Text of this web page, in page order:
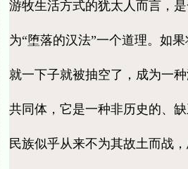
游牧生活方式的犹太人而言，
为“堕落的汉法”一个道理。如
就一下子就被抽空了，成为一
共同体，它是一种非历史的、
民族似乎从来不为其故土而战